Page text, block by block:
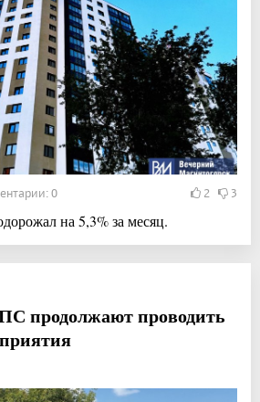
0 2 3
на 5,3% за месяц.
продолжают проводить